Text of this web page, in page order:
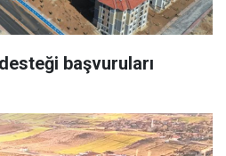
başvuruları